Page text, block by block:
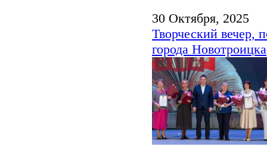
30 Октября, 2025
Творческий вечер,
города Новотроицка